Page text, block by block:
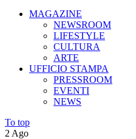
MAGAZINE
NEWSROOM
LIFESTYLE
CULTURA
ARTE
UFFICIO STAMPA
PRESSROOM
EVENTI
NEWS
To top
2 Ago